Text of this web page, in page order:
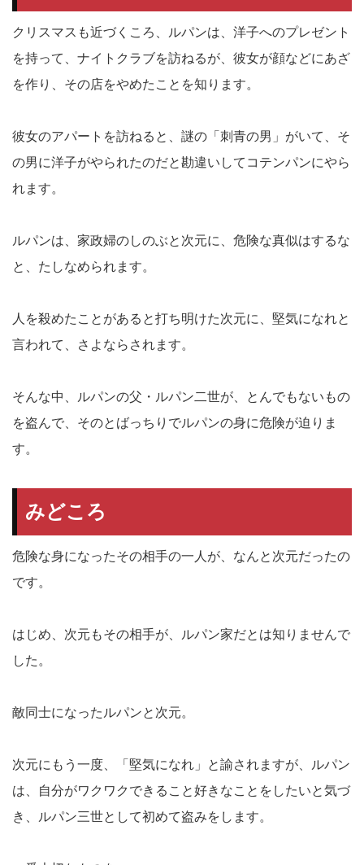
クリスマスも近づくころ、ルパンは、洋子へのプレゼント
を持って、ナイトクラブを訪ねるが、彼女が顔などにあざ
を作り、その店をやめたことを知ります。
彼女のアパートを訪ねると、謎の「刺青の男」がいて、そ
の男に洋子がやられたのだと勘違いしてコテンパンにやら
れます。
ルパンは、家政婦のしのぶと次元に、危険な真似はするな
と、たしなめられます。
人を殺めたことがあると打ち明けた次元に、堅気になれと
言われて、さよならされます。
そんな中、ルパンの父・ルパン二世が、とんでもないもの
を盗んで、そのとばっちりでルパンの身に危険が迫りま
す。
みどころ
危険な身になったその相手の一人が、なんと次元だったの
です。
はじめ、次元もその相手が、ルパン家だとは知りませんで
した。
敵同士になったルパンと次元。
次元にもう一度、「堅気になれ」と諭されますが、ルパン
は、自分がワクワクできること好きなことをしたいと気づ
き、ルパン三世として初めて盗みをします。